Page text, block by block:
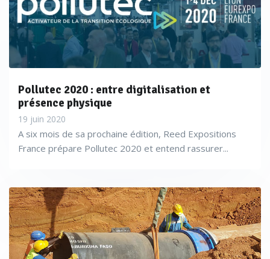
Pollutec 2020 : entre digitalisation et
présence physique
19 juin 2020
A six mois de sa prochaine édition, Reed Expositions
France prépare Pollutec 2020 et entend rassurer...